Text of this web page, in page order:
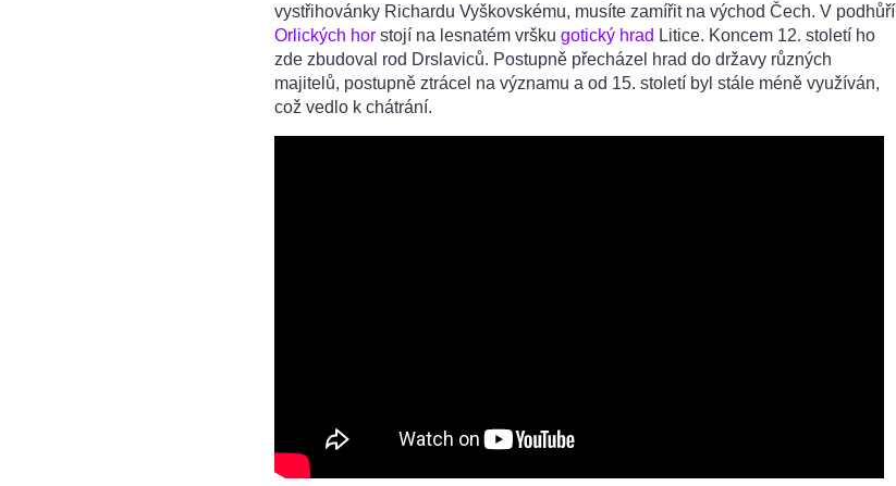
vystřihovánky Richardu Vyškovskému, musíte zamířit na východ Čech. V podhůří
Orlických hor stojí na lesnatém vršku gotický hrad Litice. Koncem 12. století ho
zde zbudoval rod Drslaviců. Postupně přecházel hrad do državy různých
majitelů, postupně ztrácel na významu a od 15. století byl stále méně využíván,
což vedlo k chátrání.